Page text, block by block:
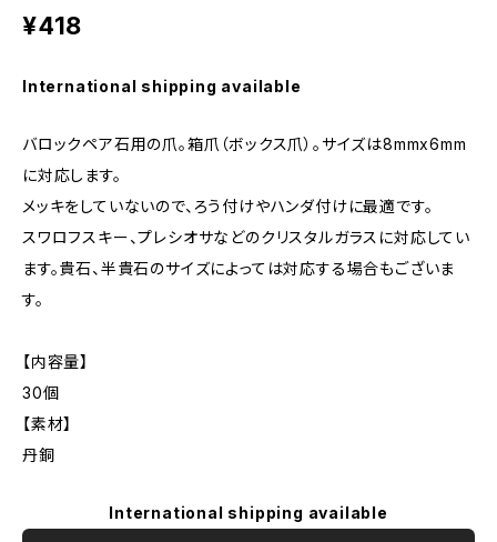
¥418
International shipping available
バロックペア石用の爪。箱爪（ボックス爪）。サイズは8mmx6mm
に対応します。
メッキをしていないので、ろう付けやハンダ付けに最適です。
スワロフスキー、プレシオサなどのクリスタルガラスに対応してい
ます。貴石、半貴石のサイズによっては対応する場合もございま
す。
【内容量】
30個
【素材】
丹銅
International shipping available